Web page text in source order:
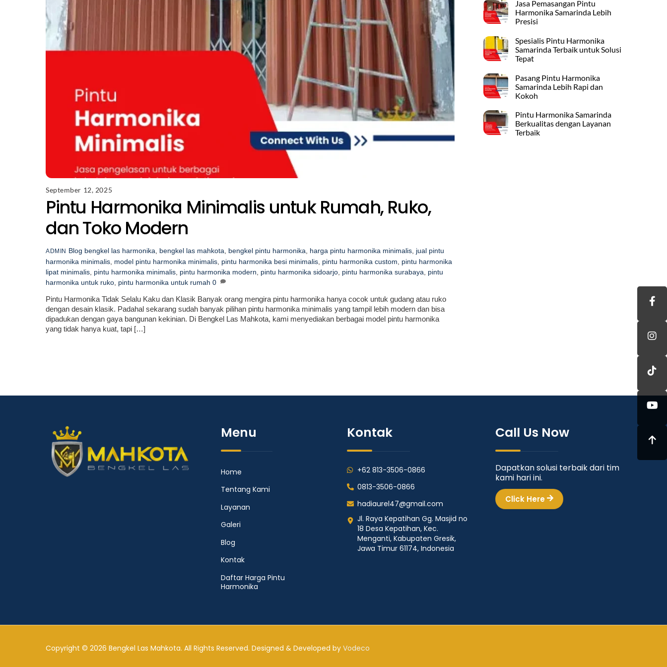
September 12, 2025
Pintu Harmonika Minimalis untuk Rumah, Ruko,
dan Toko Modern
ADMIN Blog bengkel las harmonika bengkel las mahkota bengkel pintu harmonika harga pintu harmonika minimalis jual pintu
harmonika minimalis model pintu harmonika minimalis pintu harmonika besi minimalis pintu harmonika custom
pintu harmonika
lipat minimalis pintu harmonika minimalis pintu harmonika modern pintu harmonika sidoarjo pintu harmonika surabaya
pintu
harmonika untuk ruko pintu harmonika untuk rumah 0
Pintu Harmonika Tidak Selalu Kaku dan Klasik Banyak orang mengira pintu harmonika hanya cocok untuk gudang atau ruko
dengan desain klasik. Padahal sekarang sudah banyak pilihan pintu harmonika minimalis yang tampil lebih modern dan bisa
dipadukan dengan gaya bangunan kekinian. Di Bengkel Las Mahkota, kami menyediakan berbagai model pintu harmonika
yang tidak hanya kuat, tapi […]
Jasa Pemasangan Pintu
Harmonika Samarinda Lebih
Presisi
Spesialis Pintu Harmonika
Samarinda Terbaik untuk Solusi
Tepat
Pasang Pintu Harmonika
Samarinda Lebih Rapi dan
Kokoh
Pintu Harmonika Samarinda
Berkualitas dengan Layanan
Terbaik
Menu
Home
Tentang Kami
Layanan
Galeri
Blog
Kontak
Daftar Harga Pintu
Harmonika
Kontak
+62 813-3506-0866
0813-3506-0866
hadiaurel47@gmail.com
Jl. Raya Kepatihan Gg. Masjid no
18 Desa Kepatihan, Kec.
Menganti, Kabupaten Gresik,
Jawa Timur 61174, Indonesia
Call Us Now
Dapatkan solusi terbaik dari tim
kami hari ini.
Click Here
Copyright © 2026 Bengkel Las Mahkota. All Rights Reserved. Designed & Developed by Vodeco